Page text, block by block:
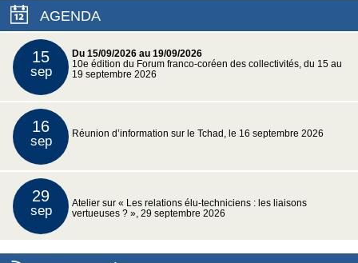
AGENDA
15
sep
Du 15/09/2026 au 19/09/2026
10e édition du Forum franco-coréen des collectivités, du 15 au
19 septembre 2026
16
sep Réunion d’information sur le Tchad, le 16 septembre 2026
29
sep
Atelier sur « Les relations élu-techniciens : les liaisons
vertueuses ? », 29 septembre 2026